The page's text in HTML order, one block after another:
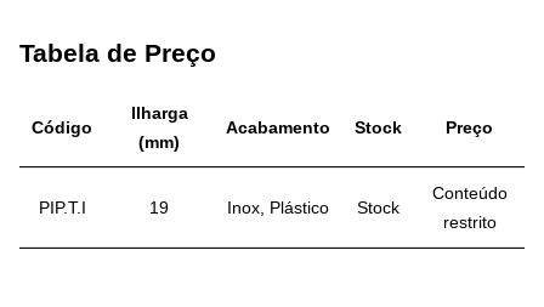
Tabela de Preço
Código
Ilharga
(mm)
Acabamento Stock Preço
PIP.T.I 19 Inox, Plástico Stock
Conteúdo
restrito